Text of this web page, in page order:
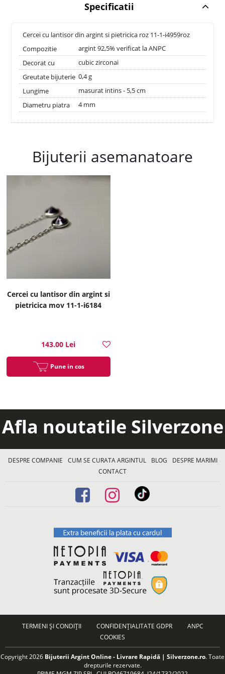
Specificatii
Cercei cu lantisor din argint si pietricica roz 11-1-i4959roz
Compozitie
argint 92,5% verificat la ANPC
Decorat cu
cubic zirconai
Greutate bijuterie 0,4 g
Lungime
masurat intins - 5,5 cm
Diametru piatra
4 mm
Bijuterii asemanatoare
Cercei cu lantisor din argint si
pietricica mov 11-1-i6184
143.00 Lei
Pune in cos
Afla noutatile Silverzone
DESPRE COMPANIE CUM SE CURATA ARGINTUL BLOG
DESPRE MARIMI
CONTACT
TERMENI ȘI CONDIȚII CONFIDENȚIALITATE GDPR
ANPC
COOKIES
Copyright 2026 Bijuterii Argint Online - Livrare Rapidă | Silverzone.ro. Toate
drepturile rezervate.